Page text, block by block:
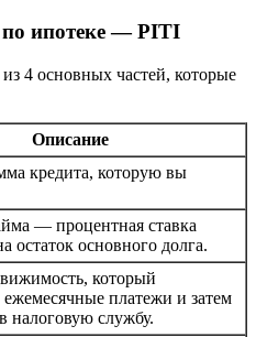
по ипотеке — PITI
4 основных частей, которые
Описание
кредита, которую вы
— процентная ставка
остаток основного долга.
который
ежемесячные платежи и затем
налоговую службу.